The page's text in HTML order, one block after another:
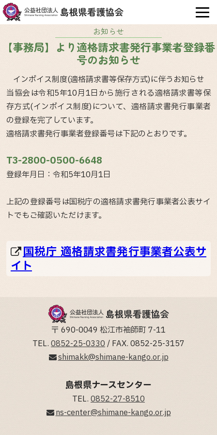
お知らせ
【事務局】より適格請求書発行事業者登録番
号のお知らせ
インボイス制度(適格請求書等保存方式)に伴うお知らせ
当協会は令和5年10月1日から施行される適格請求書等保
存方式(インボイス制度)について、適格請求書発行事業者
の登録を完了しています。
適格請求書発行事業者登録番号は下記のとおりです。
T3-2800-0500-6648
登録年月日：令和5年10月1日
上記の登録番号は国税庁の適格請求書発行事業者公表サイ
トでもご確認いただけます。
国税庁 適格請求書発行事業者公表サ
イト
〒 690-0049 松江市袖師町 7-11
TEL. 0852-25-0330 / FAX. 0852-25-3157
shimakk@shimane-kango.or.jp
島根県ナースセンター
TEL. 0852-27-8510
ns-center@shimane-kango.or.jp